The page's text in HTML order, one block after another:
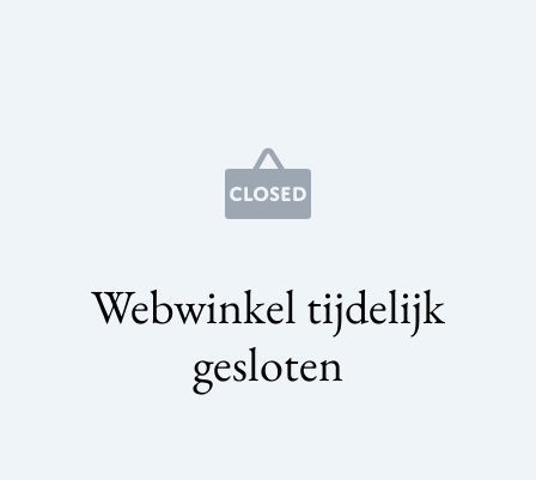
Webwinkel tijdelijk
gesloten